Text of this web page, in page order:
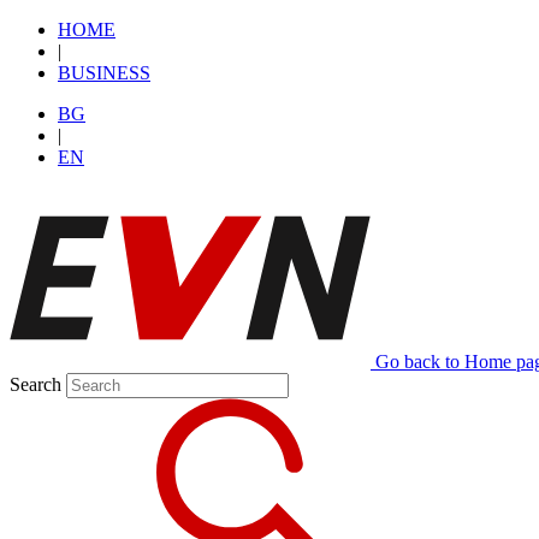
HОМЕ
|
BUSINESS
BG
|
EN
Go back to Home
Search